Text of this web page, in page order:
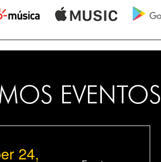
EVENTOS
24,